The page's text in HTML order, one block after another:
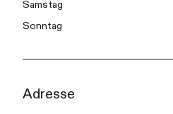
Samstag
Sonntag
Adresse